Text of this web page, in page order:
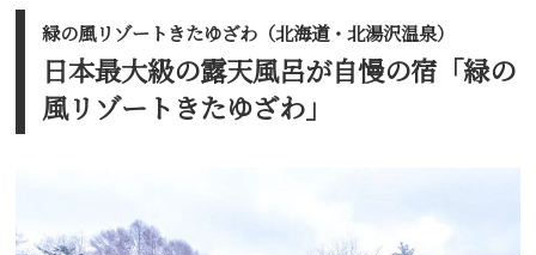
緑の風リゾートきたゆざわ（北海道・北湯沢温泉）
日本最大級の露天風呂が自慢の宿「緑の
風リゾートきたゆざわ」